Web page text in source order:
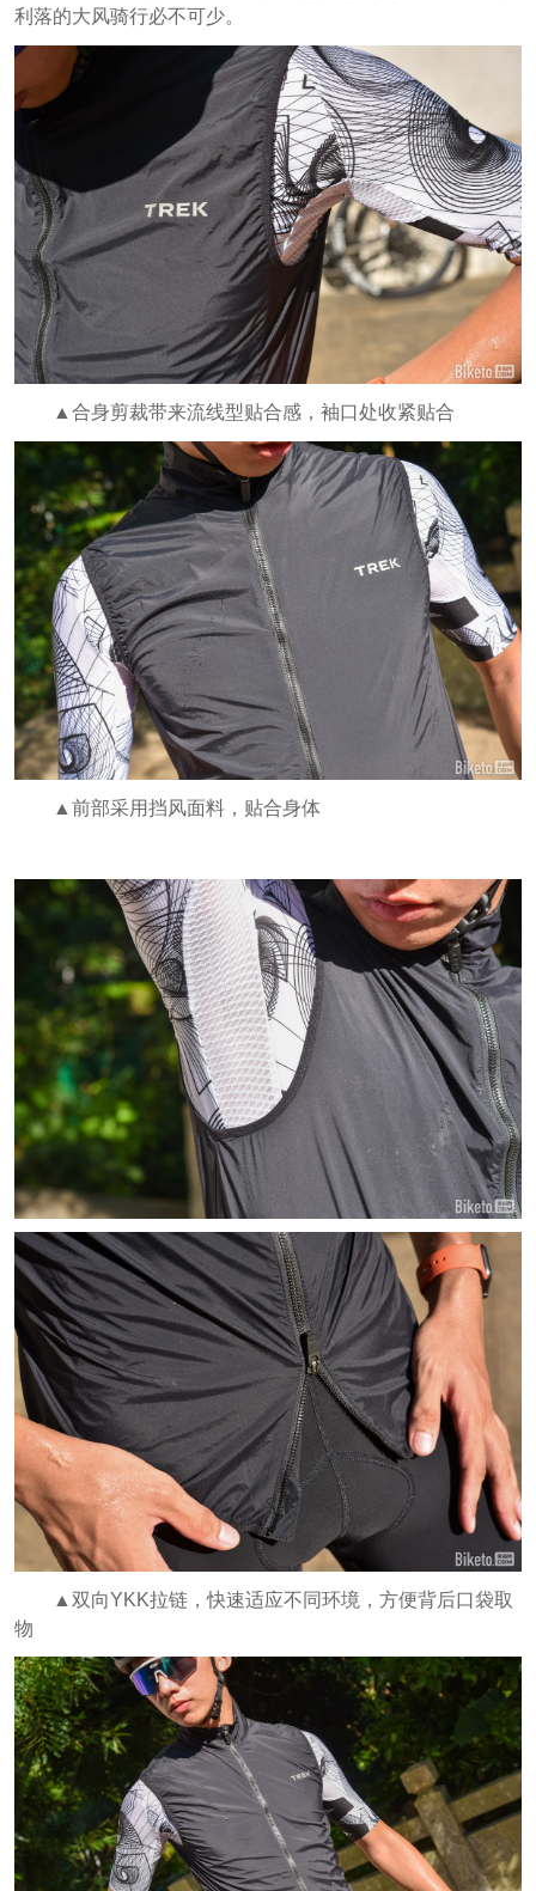
利落的大风骑行必不可少。
▲合身剪裁带来流线型贴合感，袖口处收紧贴合
▲前部采用挡风面料，贴合身体
▲双向YKK拉链，快速适应不同环境，方便背后口袋取
物